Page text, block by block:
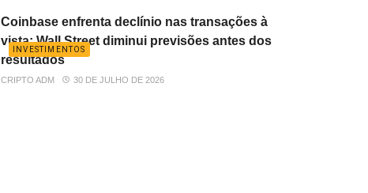
INVESTIMENTOS
Coinbase enfrenta declínio nas transações à
vista: Wall Street diminui previsões antes dos
resultados
CRIPTO ADM 30 DE JULHO DE 2026